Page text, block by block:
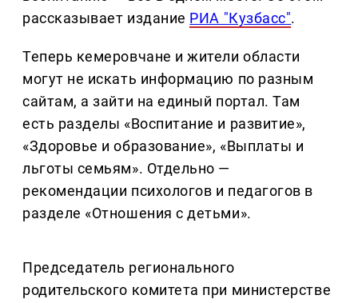
рассказывает издание РИА "Кузбасс".
Теперь кемеровчане и жители области
могут не искать информацию по разным
сайтам, а зайти на единый портал. Там
есть разделы «Воспитание и развитие»,
«Здоровье и образование», «Выплаты и
льготы семьям». Отдельно —
рекомендации психологов и педагогов в
разделе «Отношения с детьми».
Председатель регионального
родительского комитета при министерстве